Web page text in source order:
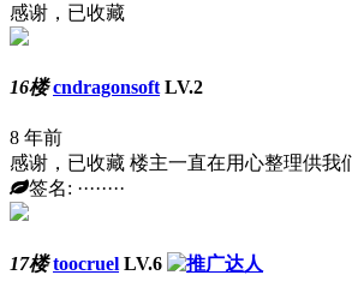
感谢，已收藏
16楼 cndragonsoft LV.2
8 年前
感谢，已收藏 楼主一直在用心整理供我
签名: ········
17楼 toocruel LV.6